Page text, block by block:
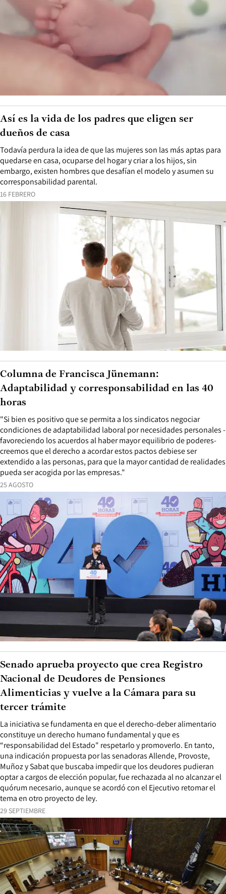
16 FEBRERO
Todavía perdura la idea de que las mujeres son las más aptas para
quedarse en casa, ocuparse del hogar y criar a los hijos, sin
embargo, existen hombres que desafían el modelo y asumen su
corresponsabilidad parental.
Así es la vida de los padres que eligen ser
dueños de casa
25 AGOSTO
"Si bien es positivo que se permita a los sindicatos negociar
condiciones de adaptabilidad laboral por necesidades personales -
favoreciendo los acuerdos al haber mayor equilibrio de poderes-
creemos que el derecho a acordar estos pactos debiese ser
extendido a las personas, para que la mayor cantidad de realidades
pueda ser acogida por las empresas."
Columna de Francisca Jünemann:
Adaptabilidad y corresponsabilidad en las 40
horas
29 SEPTIEMBRE
La iniciativa se fundamenta en que el derecho-deber alimentario
constituye un derecho humano fundamental y que es
“responsabilidad del Estado" respetarlo y promoverlo. En tanto,
una indicación propuesta por las senadoras Allende, Provoste,
Muñoz y Sabat que buscaba impedir que los deudores pudieran
optar a cargos de elección popular, fue rechazada al no alcanzar el
quórum necesario, aunque se acordó con el Ejecutivo retomar el
tema en otro proyecto de ley.
Senado aprueba proyecto que crea Registro
Nacional de Deudores de Pensiones
Alimenticias y vuelve a la Cámara para su
tercer trámite